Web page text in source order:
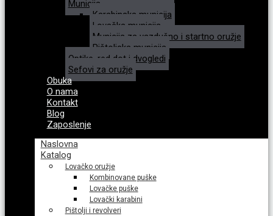
Municija
Karabinska municija
Lovačka municija
Municija za vazdušno i startno oružje
Pištoljska municija
Optike, red dot i dvogledi
Sefovi za oružje
Obuka
O nama
Kontakt
Blog
Zaposlenje
Naslovna
Katalog
Lovačko oružje
Kombinovane puške
Lovačke puške
Lovački karabini
Pištolji i revolveri